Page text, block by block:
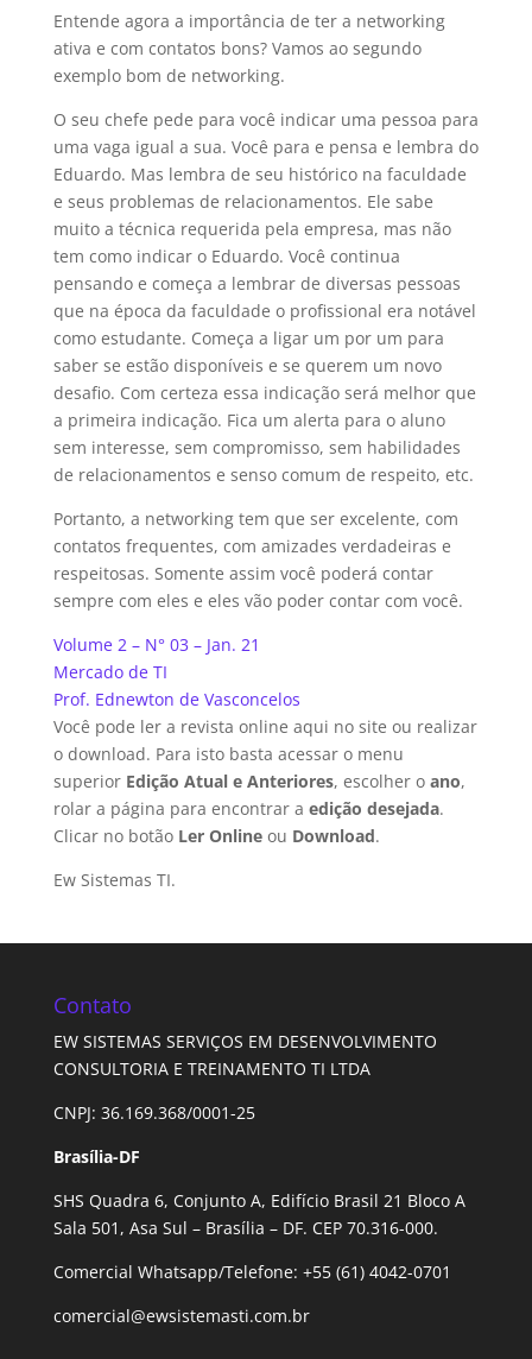
Entende agora a importância de ter a networking
ativa e com contatos bons? Vamos ao segundo
exemplo bom de networking.
O seu chefe pede para você indicar uma pessoa para
uma vaga igual a sua. Você para e pensa e lembra do
Eduardo. Mas lembra de seu histórico na faculdade
e seus problemas de relacionamentos. Ele sabe
muito a técnica requerida pela empresa, mas não
tem como indicar o Eduardo. Você continua
pensando e começa a lembrar de diversas pessoas
que na época da faculdade o profissional era notável
como estudante. Começa a ligar um por um para
saber se estão disponíveis e se querem um novo
desafio. Com certeza essa indicação será melhor que
a primeira indicação. Fica um alerta para o aluno
sem interesse, sem compromisso, sem habilidades
de relacionamentos e senso comum de respeito, etc.
Portanto, a networking tem que ser excelente, com
contatos frequentes, com amizades verdadeiras e
respeitosas. Somente assim você poderá contar
sempre com eles e eles vão poder contar com você.
Volume 2 – N° 03 – Jan. 21
Mercado de TI
Prof. Ednewton de Vasconcelos
Você pode ler a revista online aqui no site ou realizar
o download. Para isto basta acessar o menu
superior Edição Atual e Anteriores, escolher o ano,
rolar a página para encontrar a edição desejada.
Clicar no botão Ler Onlineou Download.
Ew Sistemas TI.
Contato
EW SISTEMAS SERVIÇOS EM DESENVOLVIMENTO
CONSULTORIA E TREINAMENTO TI LTDA
CNPJ: 36.169.368/0001-25
Brasília-DF
SHS Quadra 6, Conjunto A, Edifício Brasil 21 Bloco A
Sala 501, Asa Sul – Brasília – DF. CEP 70.316-000.
Comercial Whatsapp/Telefone: +55 (61) 4042-0701
comercial@ewsistemasti.com.br